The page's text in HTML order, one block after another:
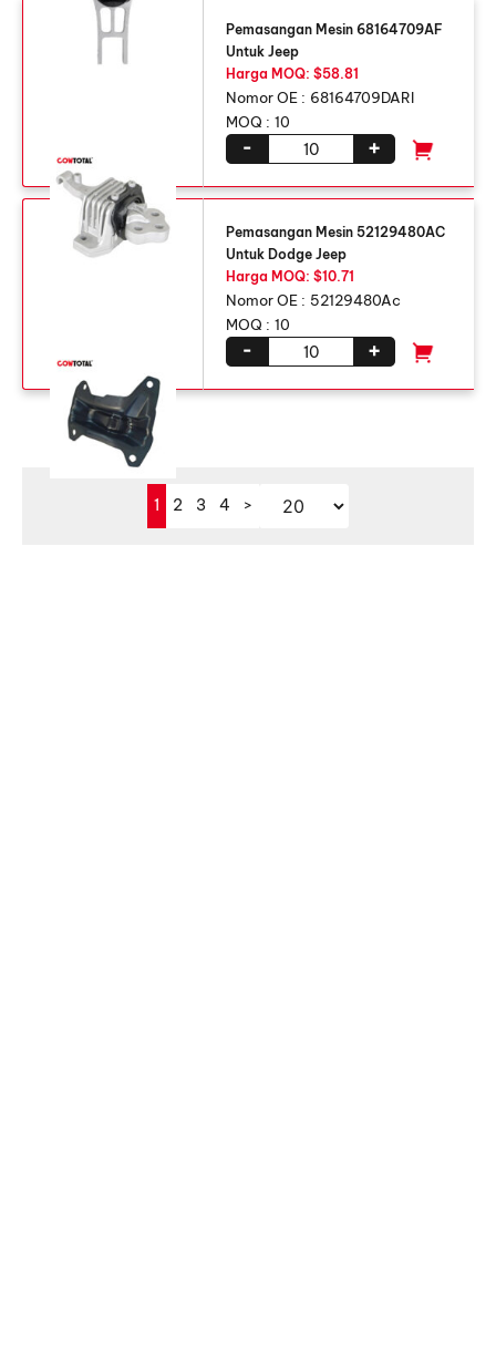
Pemasangan Mesin 68164709AF
Untuk Jeep
Harga MOQ: $58.81
Nomor OE : 68164709DARI
MOQ : 10
+
-
Pemasangan Mesin 52129480AC
Untuk Dodge Jeep
Harga MOQ: $10.71
Nomor OE : 52129480Ac
MOQ : 10
+
-
1 2 3 4 >